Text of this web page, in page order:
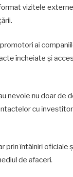
vizitele
ai
încheiate și
nevoie nu doar de
cu
prin întâlniri oficiale
de afaceri.